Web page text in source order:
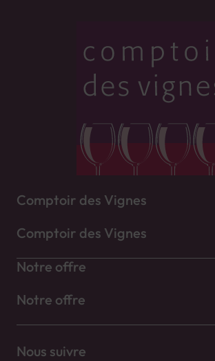
Comptoir des Vignes
Comptoir des Vignes
Notre offre
Notre offre
Nous suivre